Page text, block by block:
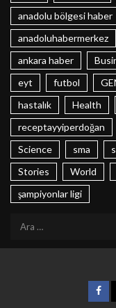
anadolu bölgesi haber
anadoluhabermerkez
ankara haber
eyt
futbol
hastalık
Health
receptayyiperdoğan
Science
sma
Stories
World
şampiyonlar ligi